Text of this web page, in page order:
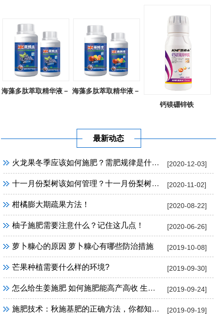
海藻多肽萃取精华液－ 海藻多肽萃取精华液－
钙镁硼锌铁
最新动态
[2020-12-03]
火龙果冬季应该如何施肥？需肥规律是什么？
[2020-11-02]
十一月份梨树该如何管理？十一月份梨树管理方法！
[2020-08-22]
柑橘膨大期疏果方法！
[2020-06-26]
柚子施肥需要注意什么？记住这几点！
[2019-10-08]
萝卜糠心的原因 萝卜糠心有哪些防治措施
[2019-09-30]
芒果种植需要什么样的环境?
[2019-09-24]
怎么给生姜施肥 如何施肥能高产高收 生姜施肥技巧
[2019-09-19]
施肥技术：秋施基肥的正确方法，你都知道吗？